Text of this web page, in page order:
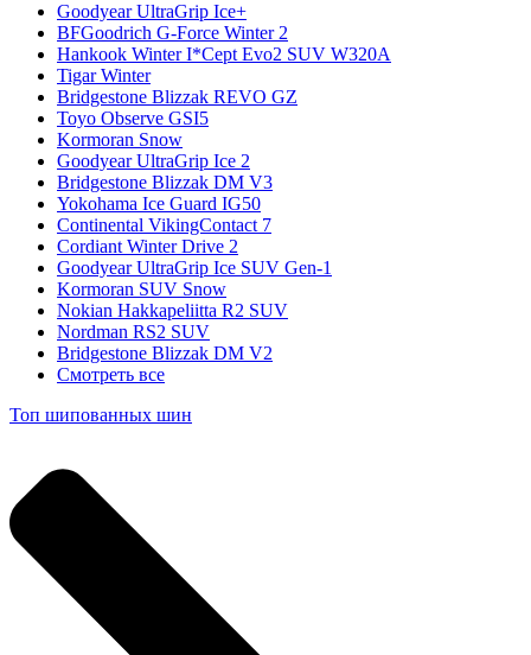
Goodyear UltraGrip Ice+
BFGoodrich G-Force Winter 2
Hankook Winter I*Cept Evo2 SUV W320A
Tigar Winter
Bridgestone Blizzak REVO GZ
Toyo Observe GSI5
Kormoran Snow
Goodyear UltraGrip Ice 2
Bridgestone Blizzak DM V3
Yokohama Ice Guard IG50
Continental VikingContact 7
Cordiant Winter Drive 2
Goodyear UltraGrip Ice SUV Gen-1
Kormoran SUV Snow
Nokian Hakkapeliitta R2 SUV
Nordman RS2 SUV
Bridgestone Blizzak DM V2
Смотреть все
Топ шипованных шин